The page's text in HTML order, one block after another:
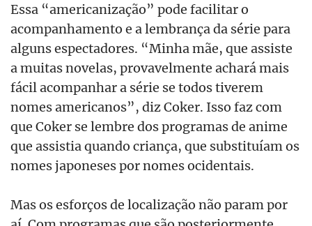
Essa “americanização” pode facilitar o
acompanhamento e a lembrança da série para
alguns espectadores. “Minha mãe, que assiste
a muitas novelas, provavelmente achará mais
fácil acompanhar a série se todos tiverem
nomes americanos”, diz Coker. Isso faz com
que Coker se lembre dos programas de anime
que assistia quando criança, que substituíam os
nomes japoneses por nomes ocidentais.
Mas os esforços de localização não param por